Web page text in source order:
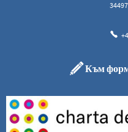
34497
Към